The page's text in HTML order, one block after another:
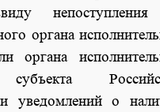
органа
органа
уведомлений о